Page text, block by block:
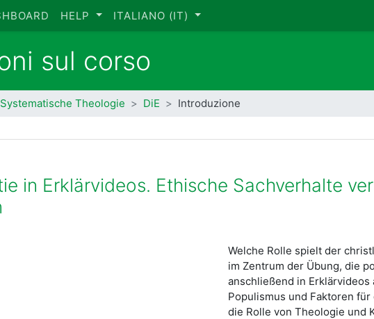
HELP ITALIANO ‎(IT)‎
sul corso
Systematische Theologie DiE Introduzione
in Erklärvideos. Ethische Sachverhalte
Welche Rolle spielt der
im Zentrum der Übung, die
anschließend in
Populismus und Faktoren
die Rolle von Theologie und